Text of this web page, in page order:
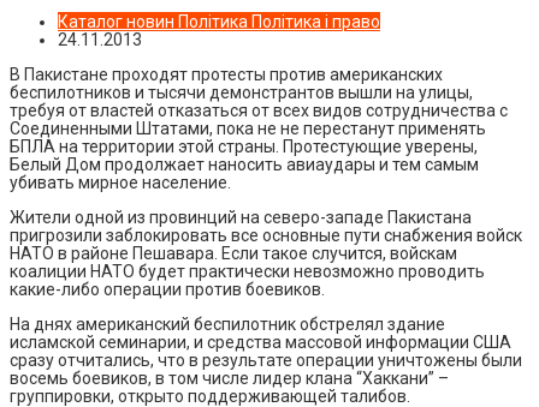
Каталог новин Політика Політика і право
24.11.2013
В Пакистане проходят протесты против американских
беспилотников и тысячи демонстрантов вышли на улицы,
требуя от властей отказаться от всех видов сотрудничества с
Соединенными Штатами, пока не не перестанут применять
БПЛА на территории этой страны. Протестующие уверены,
Белый Дом продолжает наносить авиаудары и тем самым
убивать мирное население.
Жители одной из провинций на северо-западе Пакистана
пригрозили заблокировать все основные пути снабжения войск
НАТО в районе Пешавара. Если такое случится, войскам
коалиции НАТО будет практически невозможно проводить
какие-либо операции против боевиков.
На днях американский беспилотник обстрелял здание
исламской семинарии, и средства массовой информации США
сразу отчитались, что в результате операции уничтожены были
восемь боевиков, в том числе лидер клана “Хаккани” –
группировки, открыто поддерживающей талибов.